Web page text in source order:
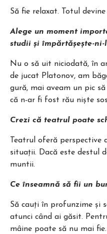
Să fie relaxat. Totul
Alege un moment
studii și împărtășește-ni-
Nu o să uit niciodată, în
de jucat Platonov, am
gură, mai aveam un pic
că n-ar fi fost rău niște
Crezi că teatrul poate
Teatrul oferă
situații. Dacă este destul
muntii.
Ce înseamnă să fii un
Să cauți în profunzime și
atunci când ai găsit.
mâine poate să nu mai fie.